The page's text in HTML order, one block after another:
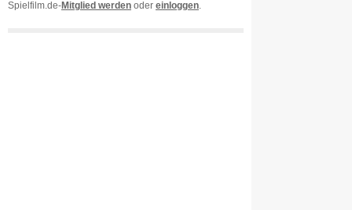
Spielfilm.de-Mitglied werden oder einloggen